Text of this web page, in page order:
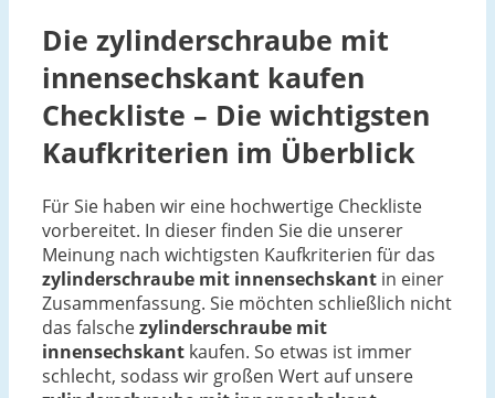
Die zylinderschraube mit
innensechskant kaufen
Checkliste – Die wichtigsten
Kaufkriterien im Überblick
Für Sie haben wir eine hochwertige Checkliste
vorbereitet. In dieser finden Sie die unserer
Meinung nach wichtigsten Kaufkriterien für das
zylinderschraube mit innensechskant in einer
Zusammenfassung. Sie möchten schließlich nicht
das falschezylinderschraube mit
innensechskant kaufen. So etwas ist immer
schlecht, sodass wir großen Wert auf unsere